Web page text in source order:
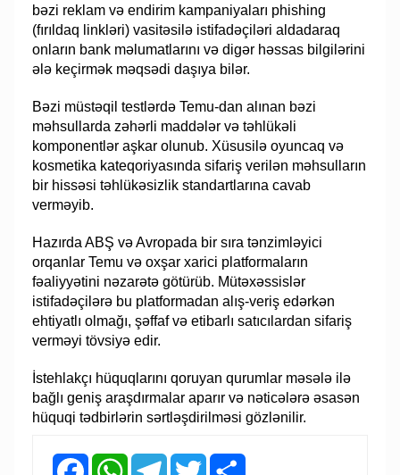
bəzi reklam və endirim kampaniyaları phishing
(fırıldaq linkləri) vasitəsilə istifadəçiləri aldadaraq
onların bank məlumatlarını və digər həssas bilgilərini
ələ keçirmək məqsədi daşıya bilər.
Bəzi müstəqil testlərdə Temu-dan alınan bəzi
məhsullarda zəhərli maddələr və təhlükəli
komponentlər aşkar olunub. Xüsusilə oyuncaq və
kosmetika kateqoriyasında sifariş verilən məhsulların
bir hissəsi təhlükəsizlik standartlarına cavab
verməyib.
Hazırda ABŞ və Avropada bir sıra tənzimləyici
orqanlar Temu və oxşar xarici platformaların
fəaliyyətini nəzarətə götürüb. Mütəxəssislər
istifadəçilərə bu platformadan alış-veriş edərkən
ehtiyatlı olmağı, şəffaf və etibarlı satıcılardan sifariş
verməyi tövsiyə edir.
İstehlakçı hüquqlarını qoruyan qurumlar məsələ ilə
bağlı geniş araşdırmalar aparır və nəticələrə əsasən
hüquqi tədbirlərin sərtləşdirilməsi gözlənilir.
FacebookWhatsAppTelegramTwitter